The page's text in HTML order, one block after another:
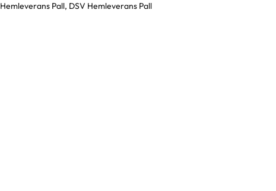
Hemleverans Pall, DSV Hemleverans Pall